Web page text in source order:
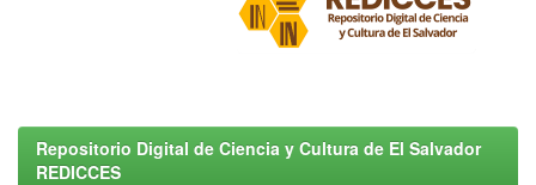
Repositorio Digital de Ciencia y Cultura de El Salvador
REDICCES